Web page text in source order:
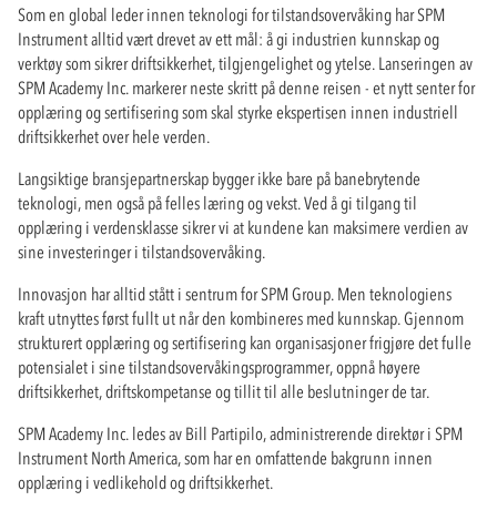
Som en global leder innen teknologi for tilstandsovervåking har SPM
Instrument alltid vært drevet av ett mål: å gi industrien kunnskap og
verktøy som sikrer driftsikkerhet, tilgjengelighet og ytelse. Lanseringen av
SPM Academy Inc. markerer neste skritt på denne reisen - et nytt senter for
opplæring og sertifisering som skal styrke ekspertisen innen industriell
driftsikkerhet over hele verden.
Langsiktige bransjepartnerskap bygger ikke bare på banebrytende
teknologi, men også på felles læring og vekst. Ved å gi tilgang til
opplæring i verdensklasse sikrer vi at kundene kan maksimere verdien av
sine investeringer i tilstandsovervåking.
Innovasjon har alltid stått i sentrum for SPM Group. Men teknologiens
kraft utnyttes først fullt ut når den kombineres med kunnskap. Gjennom
strukturert opplæring og sertifisering kan organisasjoner frigjøre det fulle
potensialet i sine tilstandsovervåkingsprogrammer, oppnå høyere
driftsikkerhet, driftskompetanse og tillit til alle beslutninger de tar.
SPM Academy Inc. ledes av Bill Partipilo, administrerende direktør i SPM
Instrument North America, som har en omfattende bakgrunn innen
opplæring i vedlikehold og driftsikkerhet.